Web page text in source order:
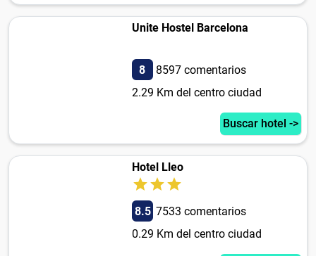
Unite Hostel Barcelona
8
8597 comentarios
2.29 Km del centro ciudad
Buscar hotel ->
Hotel Lleo
8.5 7533 comentarios
0.29 Km del centro ciudad